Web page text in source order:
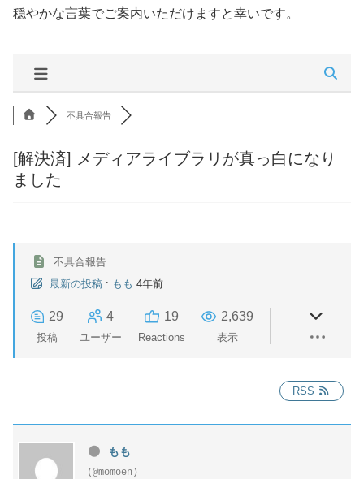
穏やかな言葉でご案内いただけますと幸いです。
不具合報告
[解決済] メディアライブラリが真っ白になり
ました
不具合報告
最新の投稿 : もも 4年前
29
投稿
4
ユーザー
19
Reactions
2,639
表示
RSS
もも
(@momoen)